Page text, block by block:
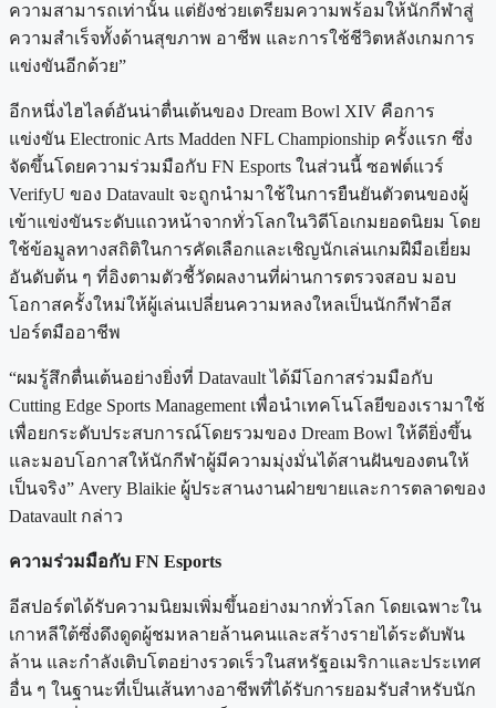
ความสามารถเท่านั้น แต่ยังช่วยเตรียมความพร้อมให้นักกีฬาสู่
ความสำเร็จทั้งด้านสุขภาพ อาชีพ และการใช้ชีวิตหลังเกมการ
แข่งขันอีกด้วย”
อีกหนึ่งไฮไลต์อันน่าตื่นเต้นของ Dream Bowl XIV คือการ
แข่งขัน Electronic Arts Madden NFL Championship ครั้งแรก ซึ่ง
จัดขึ้นโดยความร่วมมือกับ FN Esports ในส่วนนี้ ซอฟต์แวร์
VerifyU ของ Datavault จะถูกนำมาใช้ในการยืนยันตัวตนของผู้
เข้าแข่งขันระดับแถวหน้าจากทั่วโลกในวิดีโอเกมยอดนิยม โดย
ใช้ข้อมูลทางสถิติในการคัดเลือกและเชิญนักเล่นเกมฝีมือเยี่ยม
อันดับต้น ๆ ที่อิงตามตัวชี้วัดผลงานที่ผ่านการตรวจสอบ มอบ
โอกาสครั้งใหม่ให้ผู้เล่นเปลี่ยนความหลงใหลเป็นนักกีฬาอีส
ปอร์ตมืออาชีพ
“ผมรู้สึกตื่นเต้นอย่างยิ่งที่ Datavault ได้มีโอกาสร่วมมือกับ
Cutting Edge Sports Management เพื่อนำเทคโนโลยีของเรามาใช้
เพื่อยกระดับประสบการณ์โดยรวมของ Dream Bowl ให้ดียิ่งขึ้น
และมอบโอกาสให้นักกีฬาผู้มีความมุ่งมั่นได้สานฝันของตนให้
เป็นจริง” Avery Blaikie ผู้ประสานงานฝ่ายขายและการตลาดของ
Datavault กล่าว
ความร่วมมือกับ FN Esports
อีสปอร์ตได้รับความนิยมเพิ่มขึ้นอย่างมากทั่วโลก โดยเฉพาะใน
เกาหลีใต้ซึ่งดึงดูดผู้ชมหลายล้านคนและสร้างรายได้ระดับพัน
ล้าน และกำลังเติบโตอย่างรวดเร็วในสหรัฐอเมริกาและประเทศ
อื่น ๆ ในฐานะที่เป็นเส้นทางอาชีพที่ได้รับการยอมรับสำหรับนัก